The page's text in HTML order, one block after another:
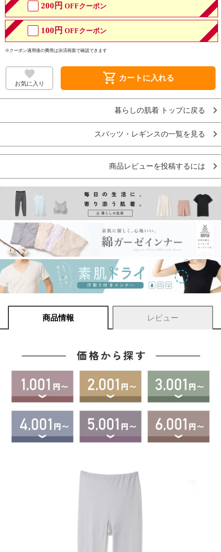
200円 OFFクーポン
100円 OFFクーポン
※クーポン適用後の費用は決済画面で確認できます
お気に入り shopping_cart カートに入れる
暮らしの肌着 トップに戻る
スパッツ・レギンスの一覧を見る
商品レビューを投稿するには
商品情報 レビュー